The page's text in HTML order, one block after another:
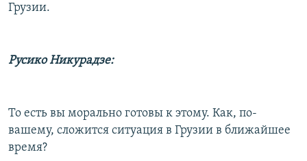
Грузии.
Русико Никурадзе:
То есть вы морально готовы к этому. Как, по-
вашему, сложится ситуация в Грузии в ближайшее
время?